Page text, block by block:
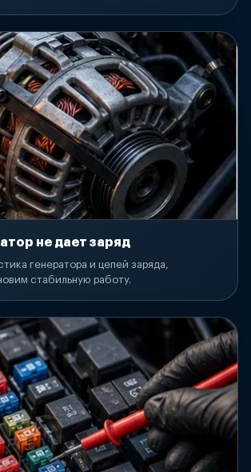
не дает заряд
генератора и цепей заряда,
стабильную работу.